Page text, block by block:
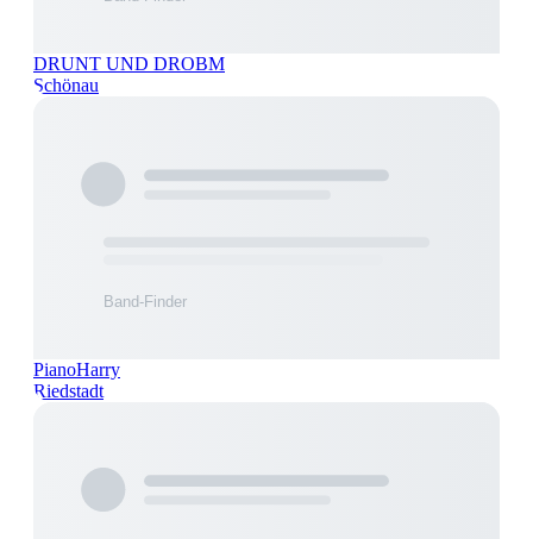
DRUNT UND DROBM
Schönau
PianoHarry
Riedstadt